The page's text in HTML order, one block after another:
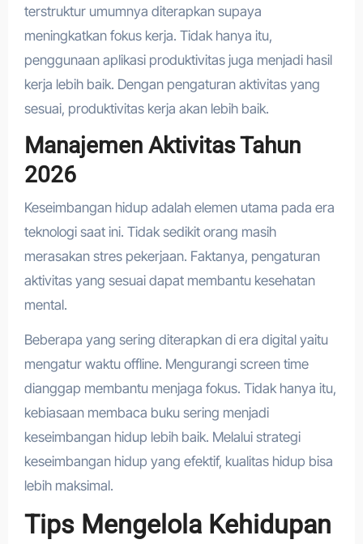
terstruktur umumnya diterapkan supaya
meningkatkan fokus kerja. Tidak hanya itu,
penggunaan aplikasi produktivitas juga menjadi hasil
kerja lebih baik. Dengan pengaturan aktivitas yang
sesuai, produktivitas kerja akan lebih baik.
Manajemen Aktivitas Tahun
2026
Keseimbangan hidup adalah elemen utama pada era
teknologi saat ini. Tidak sedikit orang masih
merasakan stres pekerjaan. Faktanya, pengaturan
aktivitas yang sesuai dapat membantu kesehatan
mental.
Beberapa yang sering diterapkan di era digital yaitu
mengatur waktu offline. Mengurangi screen time
dianggap membantu menjaga fokus. Tidak hanya itu,
kebiasaan membaca buku sering menjadi
keseimbangan hidup lebih baik. Melalui strategi
keseimbangan hidup yang efektif, kualitas hidup bisa
lebih maksimal.
Tips Mengelola Kehidupan